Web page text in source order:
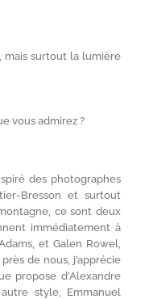
mais surtout la lumière
vous admirez ?
des photographes
Bresson et surtout
ce sont deux
immédiatement à
et Galen Rowel,
de nous, j’apprécie
propose d’Alexandre
style, Emmanuel